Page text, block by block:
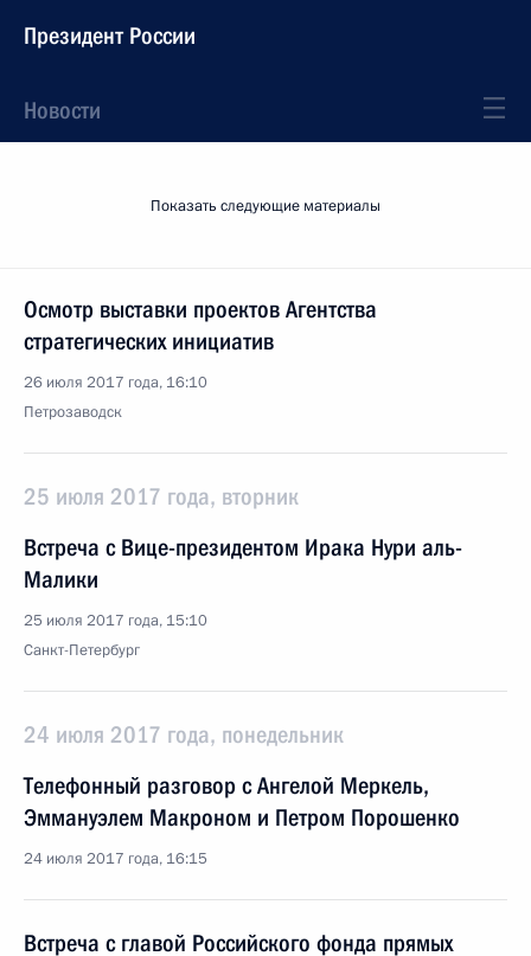
Президент России
Новости
Показать следующие материалы
Осмотр выставки проектов Агентства
стратегических инициатив
26 июля 2017 года, 16:10
Петрозаводск
25 июля 2017 года, вторник
Встреча с Вице-президентом Ирака Нури аль-
Малики
25 июля 2017 года, 15:10
Санкт-Петербург
24 июля 2017 года, понедельник
Телефонный разговор с Ангелой Меркель,
Эммануэлем Макроном и Петром Порошенко
24 июля 2017 года, 16:15
Встреча с главой Российского фонда прямых